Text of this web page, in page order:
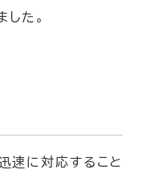
た。
速に対応すること